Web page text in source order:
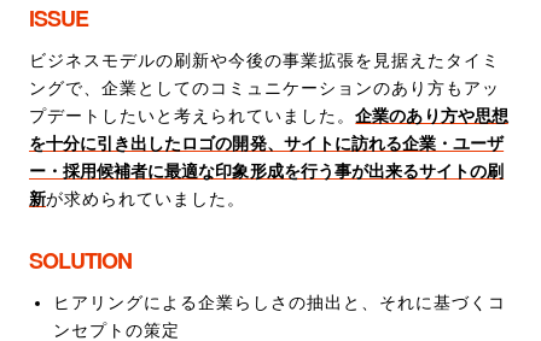
ISSUE
ビジネスモデルの刷新や今後の事業拡張を見据えたタイミ
ングで、企業としてのコミュニケーションのあり方もアッ
プデートしたいと考えられていました。企業のあり方や思想
を十分に引き出したロゴの開発、サイトに訪れる企業・ユーザ
ー・採用候補者に最適な印象形成を行う事が出来るサイトの刷
新が求められていました。
SOLUTION
ヒアリングによる企業らしさの抽出と、それに基づくコ
ンセプトの策定